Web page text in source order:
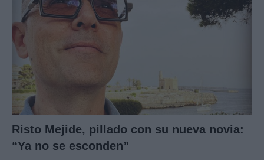
Risto Mejide, pillado con su nueva novia:
“Ya no se esconden”